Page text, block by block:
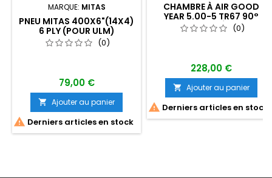
MARQUE: MITAS
PNEU MITAS 400X6"(14X4)
6 PLY (POUR ULM)
(0)
79,00 €
 Ajouter au panier
 Derniers articles en stock
CHAMBRE À AIR GOOD
YEAR 5.00-5 TR67 90°
(COUDÉE) (0)
228,00 €
 Ajouter au panier
 Derniers articles en stock